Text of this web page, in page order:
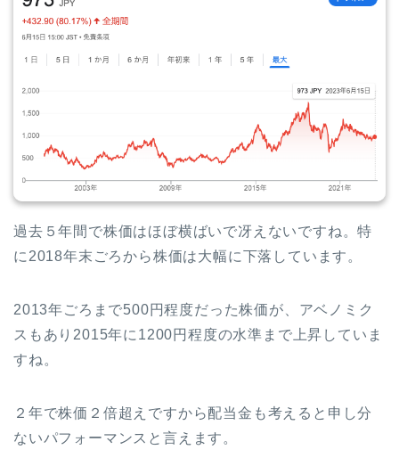
過去５年間で株価はほぼ横ばいで冴えないですね。特
に2018年末ごろから株価は大幅に下落しています。
2013年ごろまで500円程度だった株価が、アベノミク
スもあり2015年に1200円程度の水準まで上昇していま
すね。
２年で株価２倍超えですから配当金も考えると申し分
ないパフォーマンスと言えます。